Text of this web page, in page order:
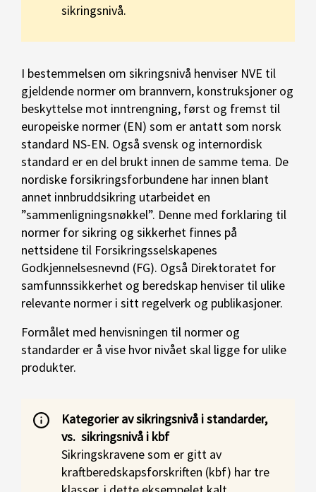
sikringsnivå.
I bestemmelsen om sikringsnivå henviser NVE til
gjeldende normer om brannvern, konstruksjoner og
beskyttelse mot inntrengning, først og fremst til
europeiske normer (EN) som er antatt som norsk
standard NS-EN. Også svensk og internordisk
standard er en del brukt innen de samme tema. De
nordiske forsikringsforbundene har innen blant
annet innbruddsikring utarbeidet en
”sammenligningsnøkkel”. Denne med forklaring til
normer for sikring og sikkerhet finnes på
nettsidene til Forsikringsselskapenes
Godkjennelsesnevnd (FG). Også Direktoratet for
samfunnssikkerhet og beredskap henviser til ulike
relevante normer i sitt regelverk og publikasjoner.
Formålet med henvisningen til normer og
standarder er å vise hvor nivået skal ligge for ulike
produkter.
Kategorier av sikringsnivå i standarder,
vs. sikringsnivå i kbf
Sikringskravene som er gitt av
kraftberedskapsforskriften (kbf) har tre